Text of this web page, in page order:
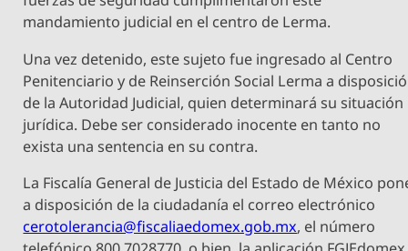
mandamiento judicial en el centro de Lerma.
Una vez detenido, este sujeto fue ingresado al Centro
Penitenciario y de Reinserción Social Lerma a
de la Autoridad Judicial, quien determinará su situación
jurídica. Debe ser considerado inocente en tanto no
exista una sentencia en su contra.
La Fiscalía General de Justicia del Estado de México
a disposición de la ciudadanía el correo electrónico
cerotolerancia@fiscaliaedomex.gob.mx, el número